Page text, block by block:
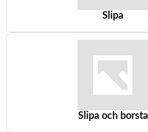
Slipa
Slipa och borsta